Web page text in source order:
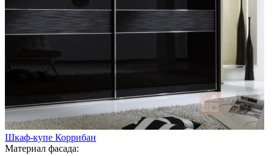
Шкаф-купе Коррибан
Материал фасада: